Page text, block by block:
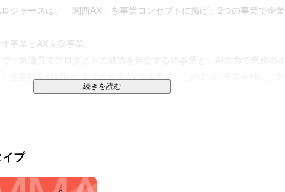
ジャースは、「関西AX」を事業コンセプトに掲げ、2つの事業で企業
事業とAX支援事業。
一気通貫でプロダクトの成功を伴走するSS事業と、AIの力で業務のル
の事業変革にコミットします。
事業戦略までフルスタックで支援しています。
成長を促す課題解決型の事業であることが特徴です。
続きを読む
イプ